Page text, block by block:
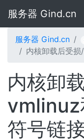
服务器 Gind.cn
服务器 Gind.cn
内核卸载后受
内核卸
符号链